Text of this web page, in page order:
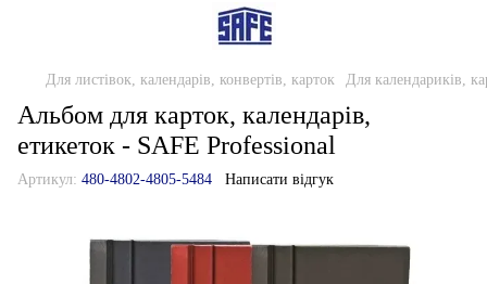
Для листівок, календарів, конвертів, карток Для календариків,
Альбом для карток, календарів,
етикеток - SAFE Professional
Артикул: 480-4802-4805-5484 Написати відгук